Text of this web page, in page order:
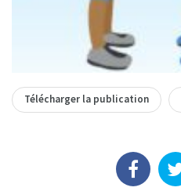
Télécharger la publication